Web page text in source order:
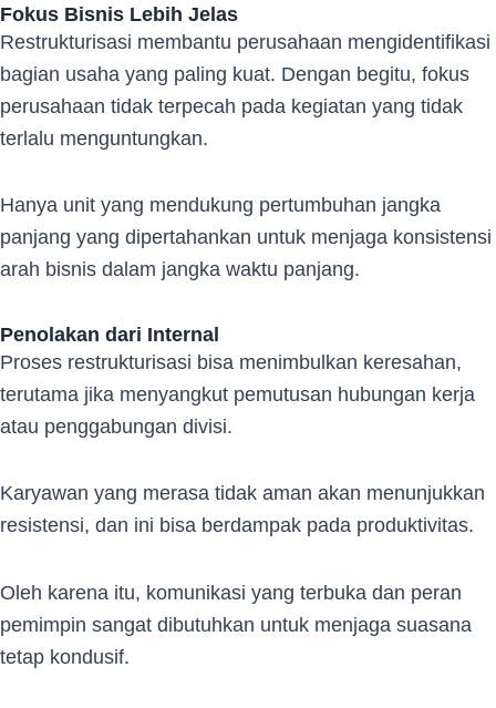
Fokus Bisnis Lebih Jelas
Restrukturisasi membantu perusahaan mengidentifikasi
bagian usaha yang paling kuat. Dengan begitu, fokus
perusahaan tidak terpecah pada kegiatan yang tidak
terlalu menguntungkan.
Hanya unit yang mendukung pertumbuhan jangka
panjang yang dipertahankan untuk menjaga konsistensi
arah bisnis dalam jangka waktu panjang.
Penolakan dari Internal
Proses restrukturisasi bisa menimbulkan keresahan,
terutama jika menyangkut pemutusan hubungan kerja
atau penggabungan divisi.
Karyawan yang merasa tidak aman akan menunjukkan
resistensi, dan ini bisa berdampak pada produktivitas.
Oleh karena itu, komunikasi yang terbuka dan peran
pemimpin sangat dibutuhkan untuk menjaga suasana
tetap kondusif.